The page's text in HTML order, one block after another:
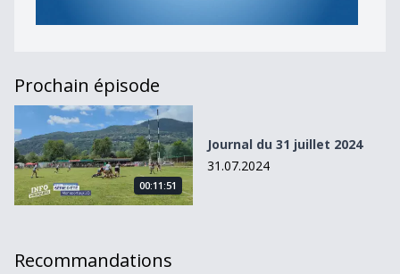
Prochain épisode
Journal du 31 juillet 2024
00:11:51
Journal du 31 juillet 2024
31.07.2024
Recommandations